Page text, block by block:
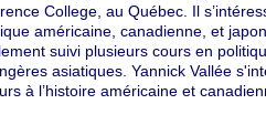
College, au Québec. Il
américaine, canadienne, et
suivi plusieurs cours en
asiatiques. Yannick Vallée
à l’histoire américaine et